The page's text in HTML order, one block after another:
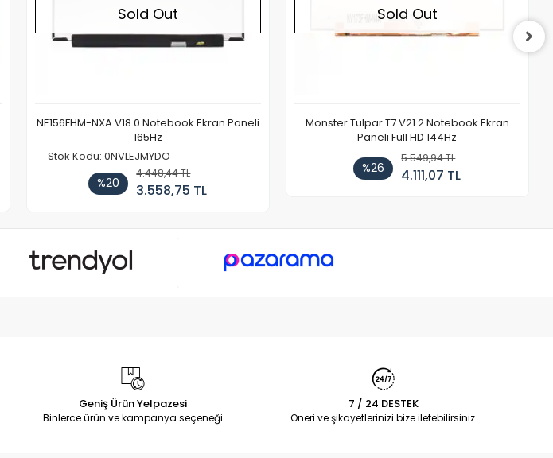
Sold Out
NE156FHM-NXA V18.0 Notebook Ekran Paneli
165Hz
Stok Kodu: 0NVLEJMYDO
%20
4.448,44 TL
3.558,75 TL
Sold Out
Monster Tulpar T7 V21.2 Notebook Ekran
Paneli Full HD 144Hz
%26
5.549,94 TL
4.111,07 TL
Geniş Ürün Yelpazesi
Binlerce ürün ve kampanya seçeneği
7 / 24 DESTEK
Öneri ve şikayetlerinizi bize iletebilirsiniz.